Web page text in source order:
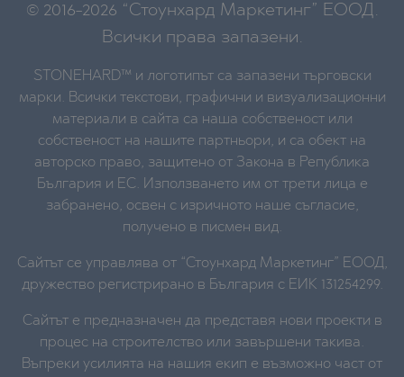
© 2016-2026 “Стоунхард Маркетинг” ЕООД.
Всички права запазени.
STONEHARD™ и логотипът са запазени търговски
марки. Всички текстови, графични и визуализационни
материали в сайта са наша собственост или
собственост на нашите партньори, и са обект на
авторско право, защитено от Закона в Република
България и ЕС. Използването им от трети лица е
забранено, освен с изричното наше съгласие,
получено в писмен вид.
Сайтът се управлява от “Стоунхард Маркетинг” ЕООД,
дружество регистрирано в България с ЕИК 131254299.
Сайтът е предназначен да представя нови проекти в
процес на строителство или завършени такива.
Въпреки усилията на нашия екип е възможно част от